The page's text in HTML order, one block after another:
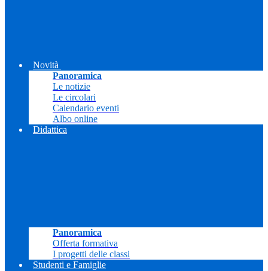
Novità
Panoramica
Le notizie
Le circolari
Calendario eventi
Albo online
Didattica
Panoramica
Offerta formativa
I progetti delle classi
Studenti e Famiglie